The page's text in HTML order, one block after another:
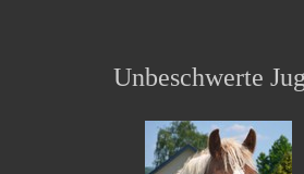
Unbeschwerte